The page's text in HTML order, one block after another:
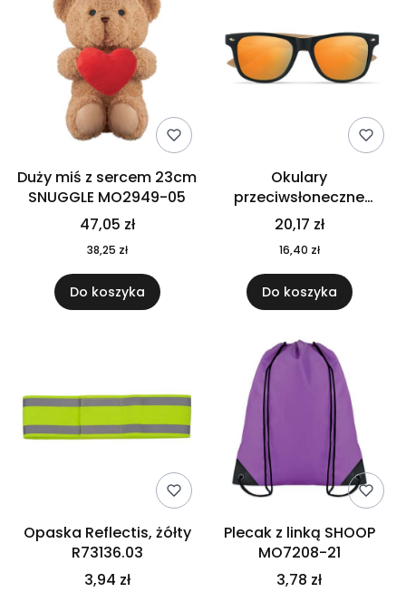
Duży miś z sercem 23cm
SNUGGLE MO2949-05
47,05 zł
38,25 zł
Do koszyka
Okulary
przeciwsłoneczne
CALIFORNIA TOUCH
MO9617-10
20,17 zł
16,40 zł
Do koszyka
Opaska Reflectis, żółty
R73136.03
3,94 zł
Plecak z linką SHOOP
MO7208-21
3,78 zł